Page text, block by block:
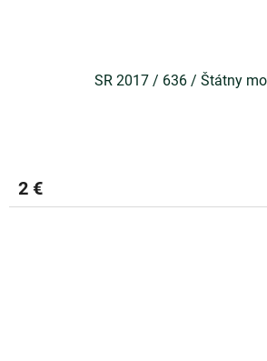
SR 2017 / 636 / Štátny
2 €